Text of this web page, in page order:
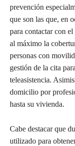
prevención
que son las que, en
para contactar con
al máximo la
personas con
gestión de la cita
teleasistencia.
domicilio por
hasta su vivienda.
Cabe destacar que
utilizado para